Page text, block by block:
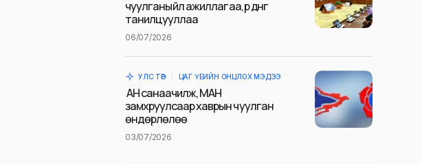
чуулганы үйл ажиллагаа, үр дүнг
танилцууллаа
06/07/2026
УЛС ТӨР ЦАГ ҮЕИЙН ОНЦЛОХ МЭДЭЭ
АН санаачилж, МАН
замхруулсаар хаврын чуулган
өндөрлөлөө
03/07/2026